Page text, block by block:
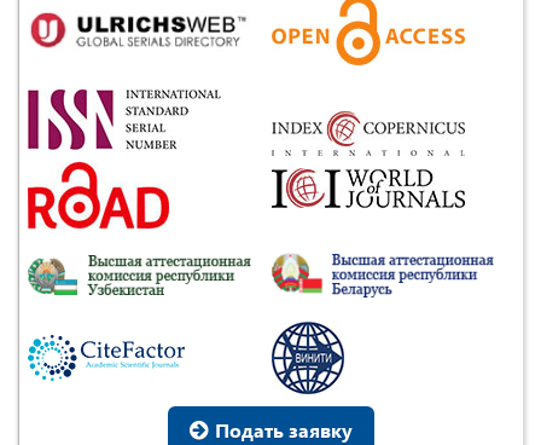
Подать заявку